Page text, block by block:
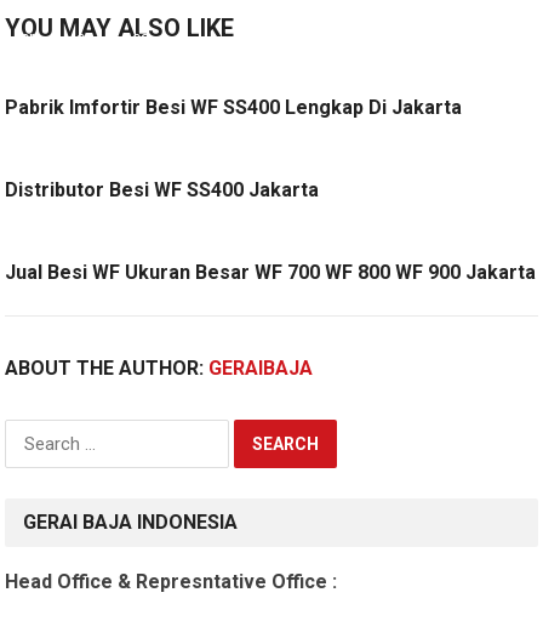
YOU MAY ALSO LIKE
Pabrik Imfortir Besi WF SS400 Lengkap Di Jakarta
Distributor Besi WF SS400 Jakarta
Jual Besi WF Ukuran Besar WF 700 WF 800 WF 900 Jakarta
ABOUT THE AUTHOR: GERAIBAJA
f
GERAI BAJA INDONESIA
Head Office & Represntative Office :